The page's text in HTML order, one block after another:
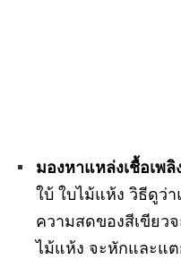
มองหาแหล่งเชื้อเพลิ
ใบ้ ใบไม้แห้ง วิธีดูว่
ความสดของสีเขียว
ไม้แห้ง จะหักและแ